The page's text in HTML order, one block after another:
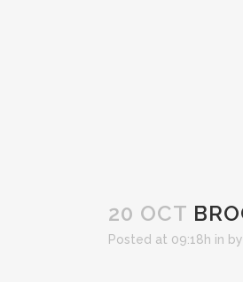
20 OCT
Posted at 09:18h in by